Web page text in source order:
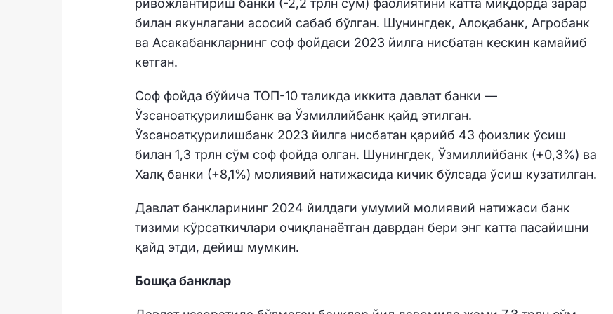
ривожлантириш банки (-2,2 трлн сўм) фаолиятини катта миқдорда зарар
билан якунлагани асосий сабаб бўлган. Шунингдек, Алоқабанк, Агробанк
ва Асакабанкларнинг соф фойдаси 2023 йилга нисбатан кескин камайиб
кетган.
Соф фойда бўйича ТОП-10 таликда иккита давлат банки —
Ўзсаноатқурилишбанк ва Ўзмиллийбанк қайд этилган.
Ўзсаноатқурилишбанк 2023 йилга нисбатан қарийб 43 фоизлик ўсиш
билан 1,3 трлн сўм соф фойда олган. Шунингдек, Ўзмиллийбанк (+0,3%) ва
Халқ банки (+8,1%) молиявий натижасида кичик бўлсада ўсиш кузатилган.
Давлат банкларининг 2024 йилдаги умумий молиявий натижаси банк
тизими кўрсаткичлари очиқланаётган даврдан бери энг катта пасайишни
қайд этди, дейиш мумкин.
Бошқа банклар